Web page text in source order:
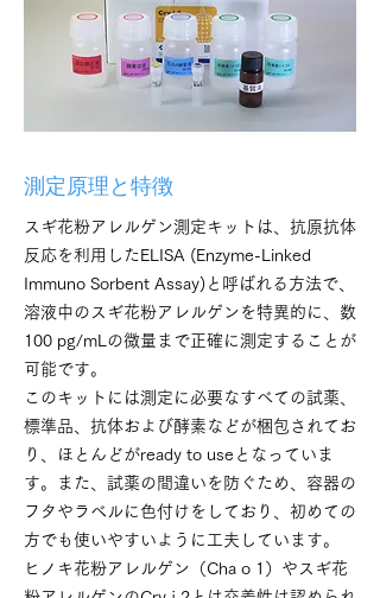
測定原理と特徴
スギ花粉アレルゲン測定キットは、抗原抗体
反応を利用したELISA (Enzyme-Linked
Immuno Sorbent Assay)と呼ばれる方法で、
溶液中のスギ花粉アレルゲンを特異的に、数
100 pg/mLの微量まで正確に測定することが
可能です。
このキットには測定に必要なすべての試薬、
標準品、抗体および酵素などが梱包されてお
り、ほとんどがready to useとなっていま
す。また、試薬の間違いを防ぐため、容器の
フタやラベルに色付けをしており、初めての
方でも使いやすいように工夫しています。
ヒノキ花粉アレルゲン（Cha o 1）やスギ花